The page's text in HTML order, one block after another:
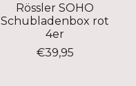
Rössler SOHO
Schubladenbox rot
4er
€39,95